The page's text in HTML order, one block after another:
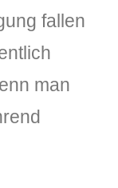
fallen
man